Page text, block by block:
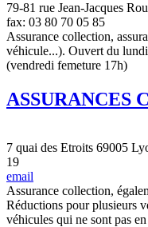
79-81 rue Jean-Jacques
fax: 03 80 70 05 85
Assurance collection,
véhicule...). Ouvert du
(vendredi femeture 17h)
ASSURANCES
7 quai des Etroits 69005
19
email
Assurance collection,
Réductions pour plusieurs
véhicules qui ne sont pas